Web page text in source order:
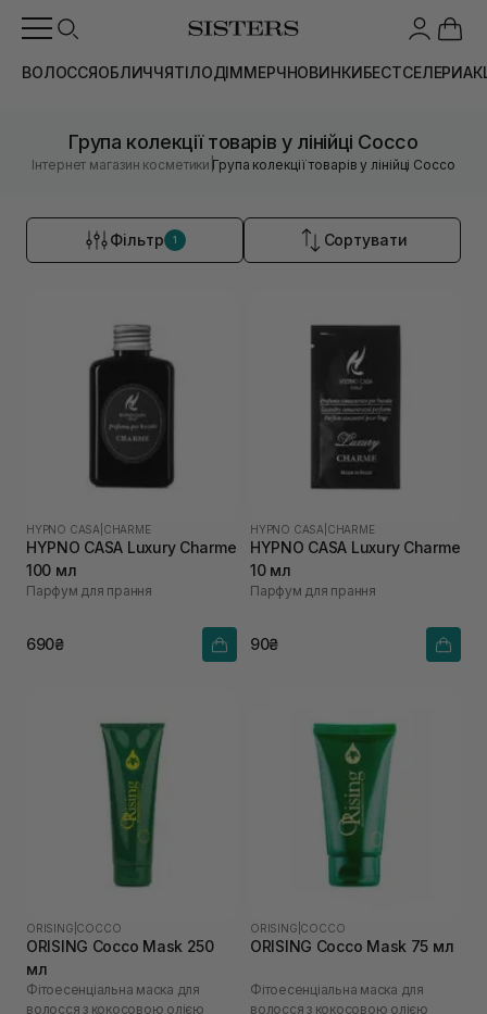
ВОЛОССЯОБЛИЧЧЯТІЛОДІММЕРЧНОВИНКИБЕСТСЕЛЕРИ
Група колекції товарів у лінійці Cocco
Інтернет магазин косметики |Група колекції товарів у лінійці Cocco
Фільтр 1 Сортувати
HYPNO CASA CHARME
HYPNO CASA Luxury Charme
100 мл
Парфум для прання
690₴
HYPNO CASA CHARME
HYPNO CASA Luxury Charme
10 мл
Парфум для прання
90₴
ORISING COCCO
ORISING Cocco Mask 250
мл
Фітоесенціальна маска для
волосся з кокосовою олією
ORISING COCCO
ORISING Cocco Mask 75 мл
Фітоесенціальна маска для
волосся з кокосовою олією